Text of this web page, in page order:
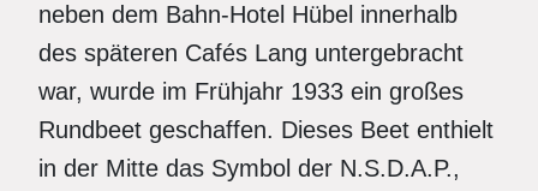
neben dem Bahn-Hotel Hübel innerhalb
des späteren Cafés Lang untergebracht
war, wurde im Frühjahr 1933 ein großes
Rundbeet geschaffen. Dieses Beet enthielt
in der Mitte das Symbol der N.S.D.A.P.,